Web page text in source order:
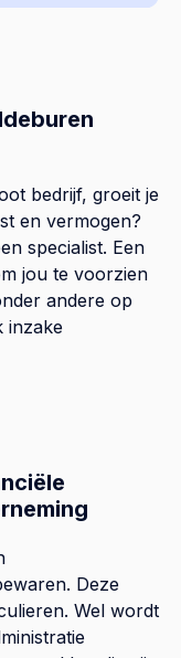
bedrijf, groeit je
en vermogen?
specialist. Een
jou te voorzien
andere op
inzake
Deze
Wel wordt